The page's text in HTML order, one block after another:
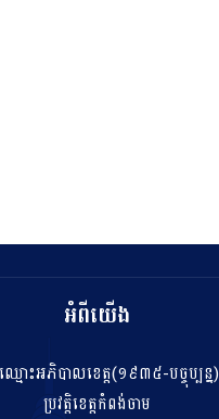
អំពីយើង
មោះអភិបាលខេត្ត(១៩៣៥-បច្ចុប្បន្ន)
ប្រវត្តិខេត្តកំពង់ចាម